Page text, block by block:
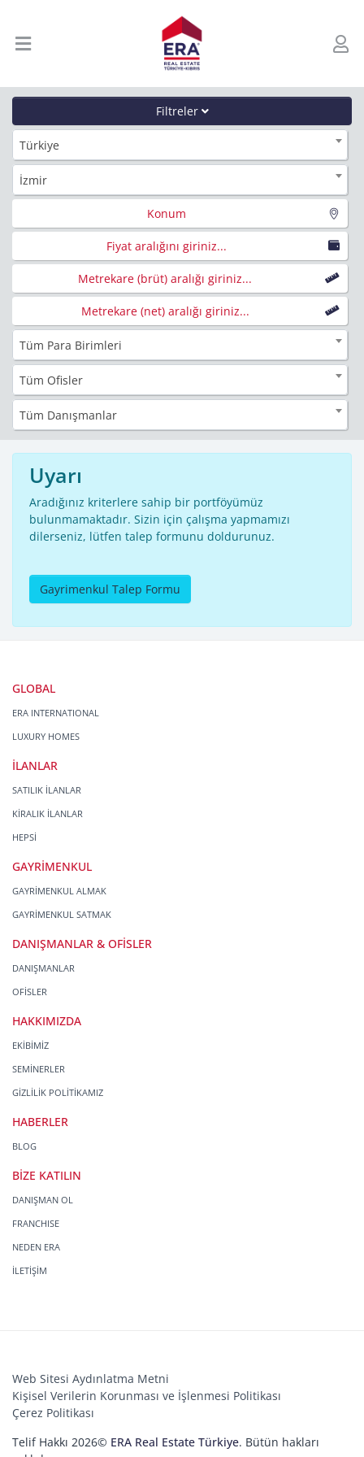
Filtreler
Türkiye
İzmir
Konum
Fiyat aralığını giriniz...
Metrekare (brüt) aralığı giriniz...
Metrekare (net) aralığı giriniz...
Tüm Para Birimleri
Tüm Ofisler
Tüm Danışmanlar
Uyarı
Aradığınız kriterlere sahip bir portföyümüz
bulunmamaktadır. Sizin için çalışma yapmamızı
dilerseniz, lütfen talep formunu doldurunuz.
Gayrimenkul Talep Formu
GLOBAL
ERA INTERNATIONAL
LUXURY HOMES
İLANLAR
SATILIK İLANLAR
KİRALIK İLANLAR
HEPSİ
GAYRİMENKUL
GAYRİMENKUL ALMAK
GAYRİMENKUL SATMAK
DANIŞMANLAR & OFİSLER
DANIŞMANLAR
OFİSLER
HAKKIMIZDA
EKİBİMİZ
SEMİNERLER
GİZLİLİK POLİTİKAMIZ
HABERLER
BLOG
BİZE KATILIN
DANIŞMAN OL
FRANCHISE
NEDEN ERA
İLETİŞİM
Web Sitesi Aydınlatma Metni
Kişisel Verilerin Korunması ve İşlenmesi Politikası
Çerez Politikası
Telif Hakkı 2026© ERA Real Estate Türkiye. Bütün hakları